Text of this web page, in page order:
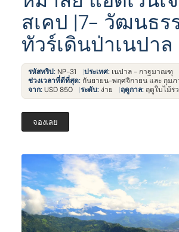
สเคป |7- วัฒนธร
ทัวร์เดินป่าเนปาล
รหัสทริป: NP-31 ประเทศ: เนปาล - กาฐมาณฑุ
ช่วงเวลาที่ดีที่สุด: กันยายน-พฤศจิกายน และ กุม
จาก:USD 850 ระดับ: ง่าย ฤดูกาล: ฤดูใบไม้ร่
จองเลย